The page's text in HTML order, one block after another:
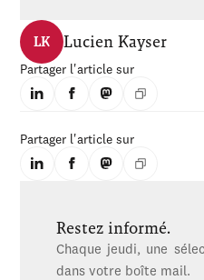
LK Lucien Kayser
Partager l'article sur
Partager l'article sur
Restez informé.
Chaque jeudi, une
dans votre boîte mail.